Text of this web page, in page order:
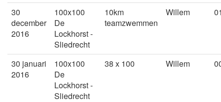
30
december
2016
100x100
De
Lockhorst -
Sliedrecht
10km
teamzwemmen
Willem
30 januari
2016
100x100
De
Lockhorst -
Sliedrecht
38 x 100 Willem